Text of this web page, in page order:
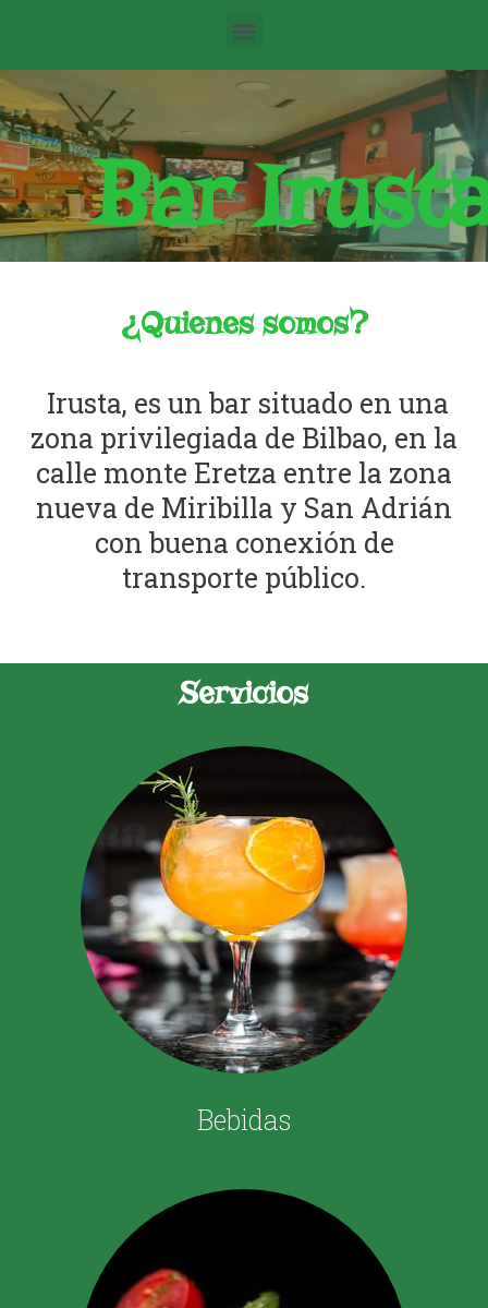
Bar
¿Quienes somos?
Irusta, es un bar situado en una
zona privilegiada de Bilbao, en la
calle monte Eretza entre la zona
nueva de Miribilla y San Adrián
con buena conexión de
transporte público.
Servicios
Bebidas